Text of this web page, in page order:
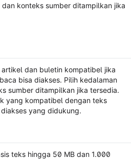
konteks sumber ditampilkan jika
artikel dan buletin kompatibel jika
bisa diakses. Pilih kedalaman
sumber ditampilkan jika tersedia.
yang kompatibel dengan teks
yang didukung.
teks hingga 50 MB dan 1.000